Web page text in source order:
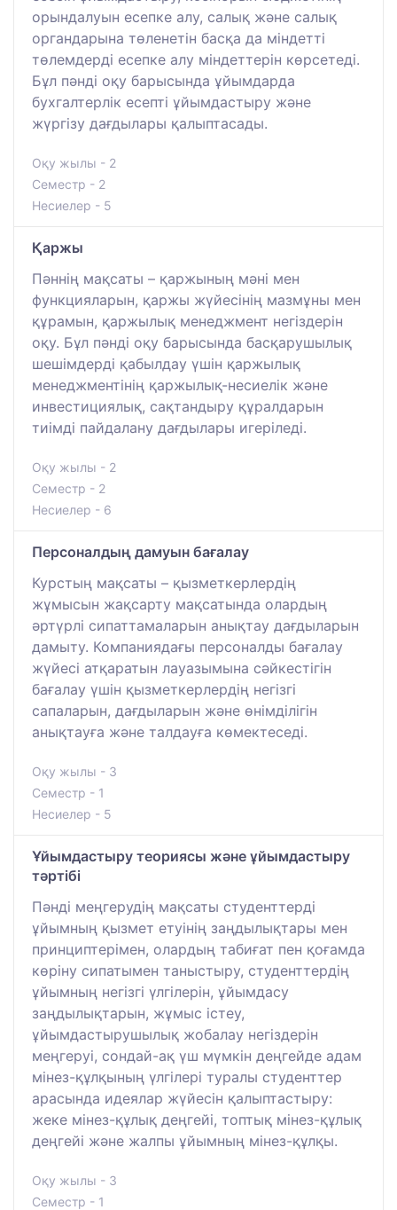
орындалуын есепке алу, салық және салық
органдарына төленетін басқа да міндетті
төлемдерді есепке алу міндеттерін көрсетеді.
Бұл пәнді оқу барысында ұйымдарда
бухгалтерлік есепті ұйымдастыру және
жүргізу дағдылары қалыптасады.
Оқу жылы - 2
Семестр - 2
Несиелер - 5
Қаржы
Пәннің мақсаты – қаржының мәні мен
функцияларын, қаржы жүйесінің мазмұны мен
құрамын, қаржылық менеджмент негіздерін
оқу. Бұл пәнді оқу барысында басқарушылық
шешімдерді қабылдау үшін қаржылық
менеджментінің қаржылық-несиелік және
инвестициялық, сақтандыру құралдарын
тиімді пайдалану дағдылары игеріледі.
Оқу жылы - 2
Семестр - 2
Несиелер - 6
Персоналдың дамуын бағалау
Курстың мақсаты – қызметкерлердің
жұмысын жақсарту мақсатында олардың
әртүрлі сипаттамаларын анықтау дағдыларын
дамыту. Компаниядағы персоналды бағалау
жүйесі атқаратын лауазымына сәйкестігін
бағалау үшін қызметкерлердің негізгі
сапаларын, дағдыларын және өнімділігін
анықтауға және талдауға көмектеседі.
Оқу жылы - 3
Семестр - 1
Несиелер - 5
Ұйымдастыру теориясы және ұйымдастыру
тәртібі
Пәнді меңгерудің мақсаты студенттерді
ұйымның қызмет етуінің заңдылықтары мен
принциптерімен, олардың табиғат пен қоғамда
көріну сипатымен таныстыру, студенттердің
ұйымның негізгі үлгілерін, ұйымдасу
заңдылықтарын, жұмыс істеу,
ұйымдастырушылық жобалау негіздерін
меңгеруі, сондай-ақ үш мүмкін деңгейде адам
мінез-құлқының үлгілері туралы студенттер
арасында идеялар жүйесін қалыптастыру:
жеке мінез-құлық деңгейі, топтық мінез-құлық
деңгейі және жалпы ұйымның мінез-құлқы.
Оқу жылы - 3
Семестр - 1